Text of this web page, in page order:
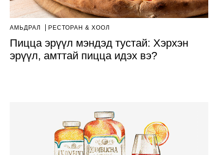
АМЬДРАЛ РЕСТОРАН & ХООЛ
Пицца эрүүл мэндэд тустай: Хэрхэн
эрүүл, амттай пицца идэх вэ?